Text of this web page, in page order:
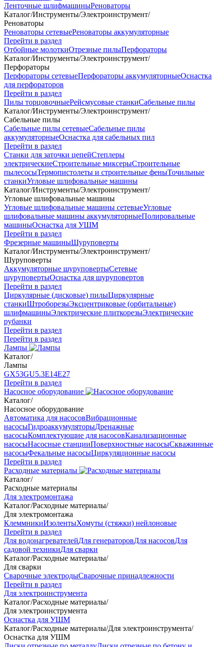
Ленточные шлифмашиныРеноваторы
Каталог/Инструменты/Электроинструмент/
Реноваторы
Реноваторы сетевыеРеноваторы аккумуляторные
Перейти в раздел
Отбойные молоткиОтрезные пилыПерфораторы
Каталог/Инструменты/Электроинструмент/
Перфораторы
Перфораторы сетевыеПерфораторы аккумуляторныеОснастка
для перфораторов
Перейти в раздел
Пилы торцовочныеРейсмусовые станкиСабельные пилы
Каталог/Инструменты/Электроинструмент/
Сабельные пилы
Сабельные пилы сетевыеСабельные пилы
аккумуляторныеОснастка для сабельных пил
Перейти в раздел
Станки для заточки цепейСтеплеры
электрическиеСтроительные миксерыСтроительные
пылесосыТермопистолеты и строительные феныТочильные
станкиУгловые шлифовальные машины
Каталог/Инструменты/Электроинструмент/
Угловые шлифовальные машины
Угловые шлифовальные машины сетевыеУгловые
шлифовальные машины аккумуляторныеПолировальные
машиныОснастка для УШМ
Перейти в раздел
Фрезерные машиныШуруповерты
Каталог/Инструменты/Электроинструмент/
Шуруповерты
Аккумуляторные шуруповертыСетевые
шуруповертыОснастка для шуруповертов
Перейти в раздел
Циркулярные (дисковые) пилыЦиркулярные
станкиШтроборезыЭксцентриковые (орбитальные)
шлифмашиныЭлектрические плиткорезыЭлектрические
рубанки
Перейти в раздел
Перейти в раздел
Лампы
Каталог/
Лампы
GX53GU5.3Е14Е27
Перейти в раздел
Насосное оборудование
Каталог/
Насосное оборудование
Автоматика для насосовВибрационные
насосыГидроаккумуляторыДренажные
насосыКомплектующие для насосовКанализационные
насосыНасосные станцииПоверхностные насосыСкважинные
насосыФекальные насосыЦиркуляционные насосы
Перейти в раздел
Расходные материалы
Каталог/
Расходные материалы
Для электромонтажа
Каталог/Расходные материалы/
Для электромонтажа
КлеммникиИзолентыХомуты (стяжки) нейлоновые
Перейти в раздел
Для водонагревателейДля генераторовДля насосовДля
садовой техникиДля сварки
Каталог/Расходные материалы/
Для сварки
Сварочные электродыСварочные принадлежности
Перейти в раздел
Для электроинструмента
Каталог/Расходные материалы/
Для электроинструмента
Оснастка для УШМ
Каталог/Расходные материалы/Для электроинструмента/
Оснастка для УШМ